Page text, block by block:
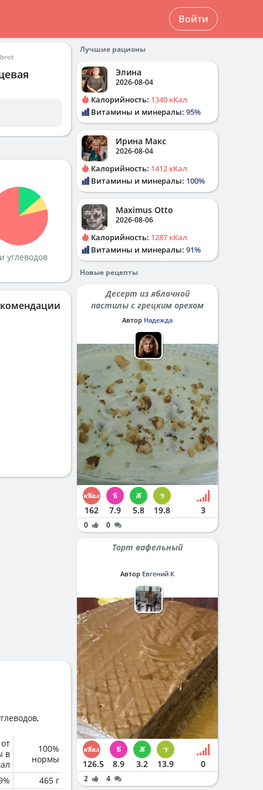
Войти
в
100%
нормы
465 г
углеводов
Лучшие рационы
Элина
2026-08-04
Калорийность: 1340 кКал
Витамины и минералы: 95%
Ирина Макс
2026-08-04
Калорийность: 1412 кКал
Витамины и минералы: 100%
Maximus Otto
2026-08-06
Калорийность: 1287 кКал
Витамины и минералы: 91%
Новые рецепты
Десерт из яблочной
пастилы с грецким орехом
Автор Надежда
162 7.9 5.8 19.8 3
0 0
Торт вафельный
Автор Евгений К
126.5 8.9 3.2 13.9 0
2 4